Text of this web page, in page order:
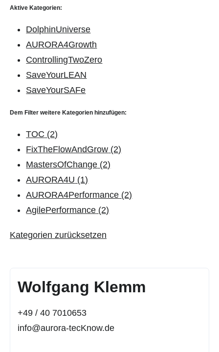
Aktive Kategorien:
DolphinUniverse
AURORA4Growth
ControllingTwoZero
SaveYourLEAN
SaveYourSAFe
Dem Filter weitere Kategorien hinzufügen:
TOC (2)
FixTheFlowAndGrow (2)
MastersOfChange (2)
AURORA4U (1)
AURORA4Performance (2)
AgilePerformance (2)
Kategorien zurücksetzen
Wolfgang Klemm
+49 / 40 7010653
info@aurora-tecKnow.de